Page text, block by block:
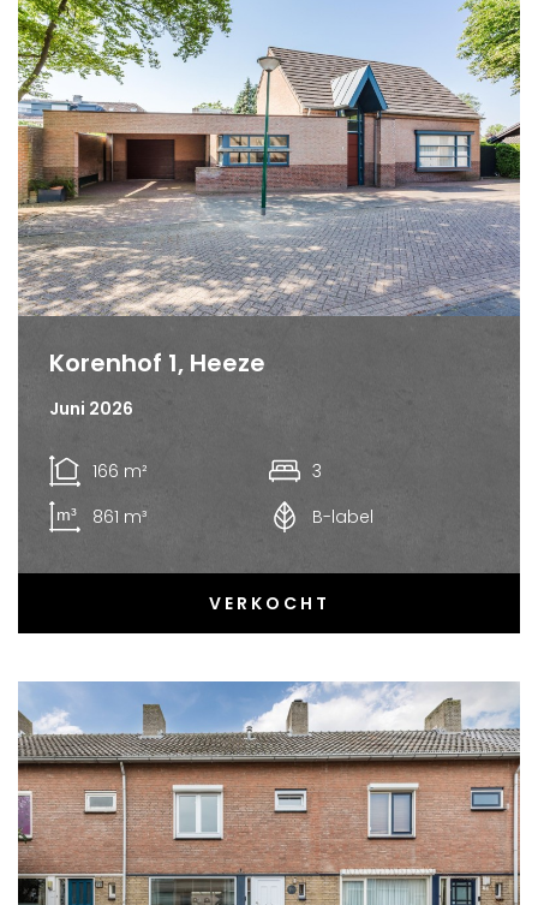
Korenhof 1, Heeze
Juni 2026
166 m²
3
861 m³
B-label
VERKOCHT